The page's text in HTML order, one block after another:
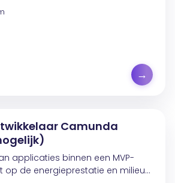
to the optimization of...
→
Camunda
applicaties binnen een MVP-
op de energieprestatie en milieu-